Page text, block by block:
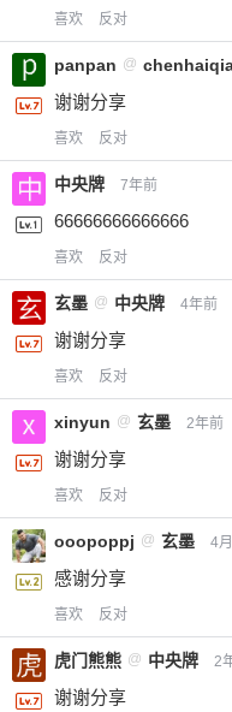
喜欢 反对
panpan @
谢谢分享
喜欢 反对
中央牌 7年前
66666666666666
喜欢 反对
玄墨 @ 中央牌 4年前
谢谢分享
喜欢 反对
xinyun @ 玄墨 2年前
谢谢分享
喜欢 反对
ooopoppj @ 玄墨 4
感谢分享
喜欢 反对
虎门熊熊 @ 中央牌 2
谢谢分享